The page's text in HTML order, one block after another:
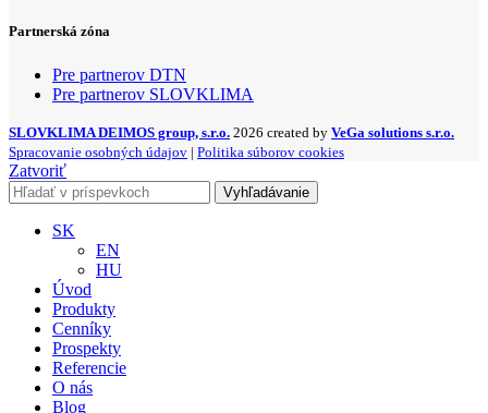
Partnerská zóna
Pre partnerov DTN
Pre partnerov SLOVKLIMA
SLOVKLIMA DEIMOS group, s.r.o. 2026 created by VeGa solutions s.r.o.
Spracovanie osobných údajov | Politika súborov cookies
Zatvoriť
Vyhľadávanie
SK
EN
HU
Úvod
Produkty
Cenníky
Prospekty
Referencie
O nás
Blog